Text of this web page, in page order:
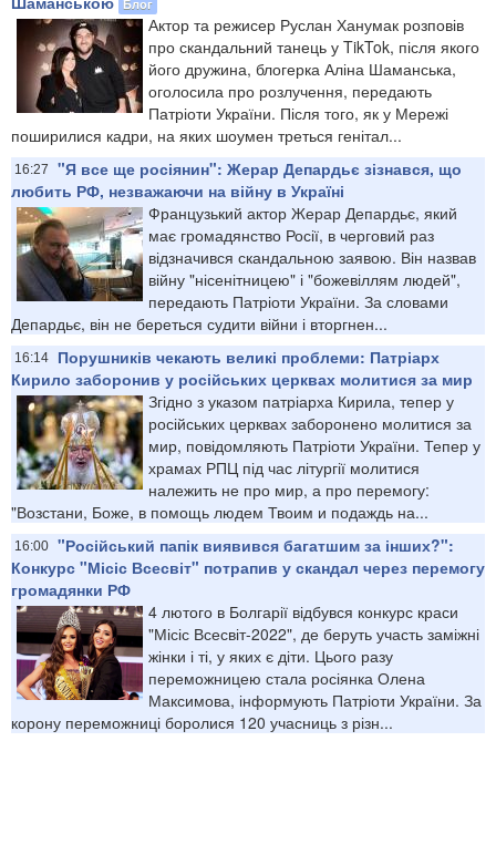
Актор та режисер Руслан Ханумак розповів
про скандальний танець у TikTok, після якого
його дружина, блогерка Аліна Шаманська,
оголосила про розлучення, передають
Патріоти України. Після того, як у Мережі
поширилися кадри, на яких шоумен треться генітал...
16:27
"Я все ще росіянин": Жерар Депардьє зізнався, що
любить РФ, незважаючи на війну в Україні
Французький актор Жерар Депардьє, який
має громадянство Росії, в черговий раз
відзначився скандальною заявою. Він назвав
війну "нісенітницею" і "божевіллям людей",
передають Патріоти України. За словами
Депардьє, він не береться судити війни і вторгнен...
16:14
Порушників чекають великі проблеми: Патріарх
Кирило заборонив у російських церквах молитися за мир
Згідно з указом патріарха Кирила, тепер у
російських церквах заборонено молитися за
мир, повідомляють Патріоти України. Тепер у
храмах РПЦ під час літургії молитися
належить не про мир, а про перемогу:
"Возстани, Боже, в помощь людем Твоим и подаждь на...
16:00 "Російський папік виявився багатшим за інших?":
Конкурс "Місіс Всесвіт" потрапив у скандал через перемогу
громадянки РФ
4 лютого в Болгарії відбувся конкурс краси
"Місіс Всесвіт-2022", де беруть участь заміжні
жінки і ті, у яких є діти. Цього разу
переможницею стала росіянка Олена
Максимова, інформують Патріоти України. За
корону переможниці боролися 120 учасниць з різн...